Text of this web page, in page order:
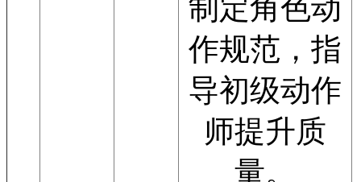
制定角色动
作规范，指
导初级动作
师提升质
量。